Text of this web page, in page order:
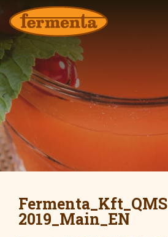
Fermenta_Kft_QMS
2019_Main_EN